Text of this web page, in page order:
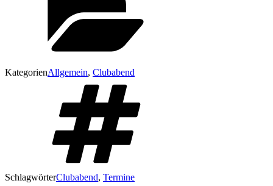
KategorienAllgemein, Clubabend
SchlagwörterClubabend, Termine